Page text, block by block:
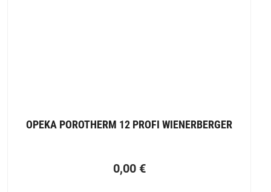
OPEKA POROTHERM 12 PROFI WIENERBERGER
0,00 €